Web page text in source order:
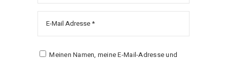
Meinen Namen, meine E-Mail-Adresse und